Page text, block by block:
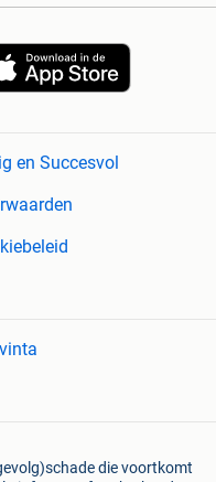
en Succesvol
die voortkomt